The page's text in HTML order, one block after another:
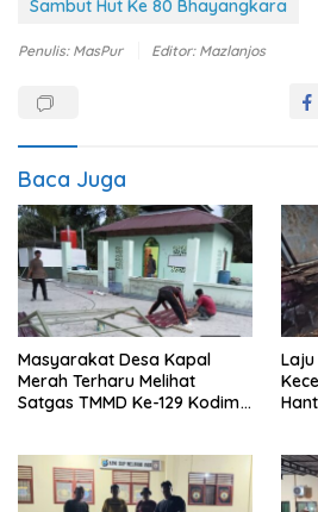
Sambut Hut Ke 80 Bhayangkara
Penulis: MasPur Editor: Mazlanjos
Baca Juga
Masyarakat Desa Kapal
Merah Terharu Melihat
Satgas TMMD Ke-129 Kodim
Mushollah Al Maghribi